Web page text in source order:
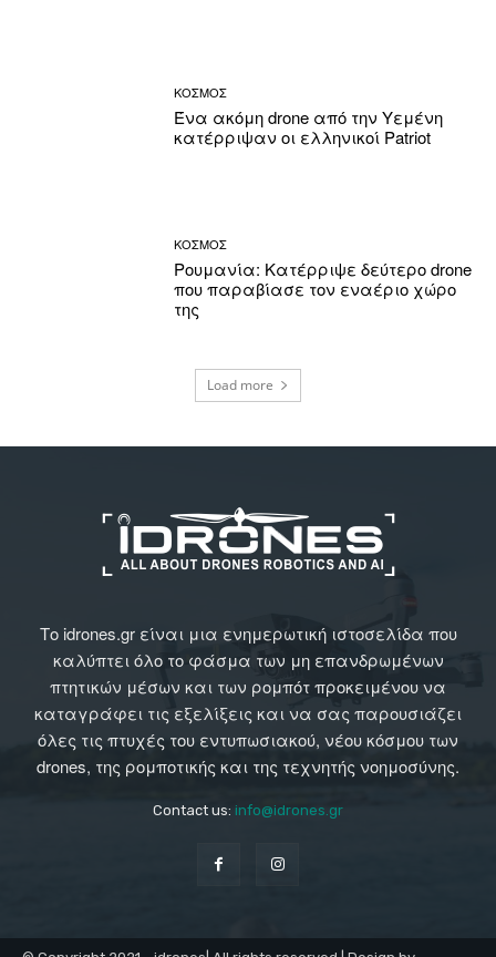
ΚΟΣΜΟΣ
Ένα ακόμη drone από την Υεμένη
κατέρριψαν οι ελληνικοί Patriot
ΚΟΣΜΟΣ
Ρουμανία: Κατέρριψε δεύτερο drone
που παραβίασε τον εναέριο χώρο
της
Load more
Το idrones.gr είναι μια ενημερωτική ιστοσελίδα που
καλύπτει όλο το φάσμα των μη επανδρωμένων
πτητικών μέσων και των ρομπότ προκειμένου να
καταγράφει τις εξελίξεις και να σας παρουσιάζει
όλες τις πτυχές του εντυπωσιακού, νέου κόσμου των
drones, της ρομποτικής και της τεχνητής νοημοσύνης.
Contact us: info@idrones.gr